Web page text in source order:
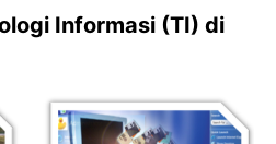
Informasi (TI) di